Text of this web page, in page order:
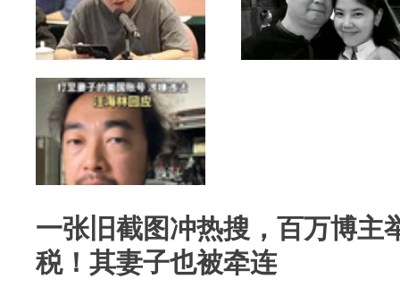
一张旧截图冲热搜，百万博主
税！其妻子也被牵连